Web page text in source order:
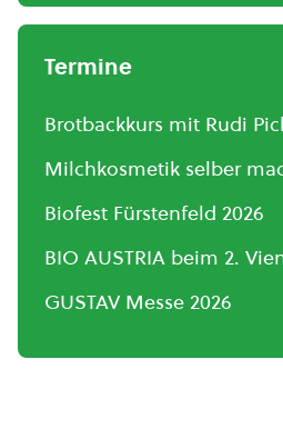
Termine
Brotbackkurs mit Rudi
Milchkosmetik selber
Biofest Fürstenfeld 2026
BIO AUSTRIA beim 2.
GUSTAV Messe 2026